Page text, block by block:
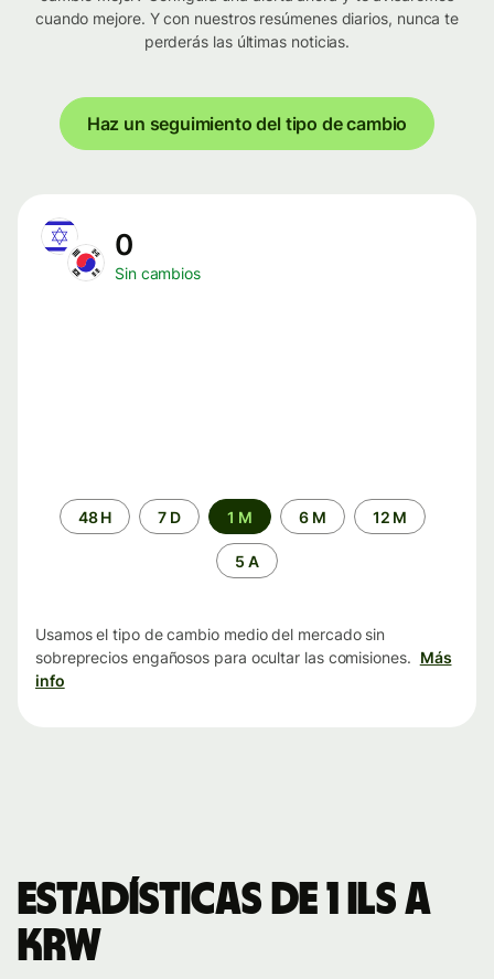
cuando mejore. Y con nuestros resúmenes diarios, nunca te
perderás las últimas noticias.
Haz un seguimiento del tipo de cambio
0
Sin cambios
Periodo48 H 7 D 1 M 6 M 12 M
5 A
Usamos el tipo de cambio medio del mercado sin
sobreprecios engañosos para ocultar las comisiones. Más
info
Estadísticas de 1 ILS a
KRW